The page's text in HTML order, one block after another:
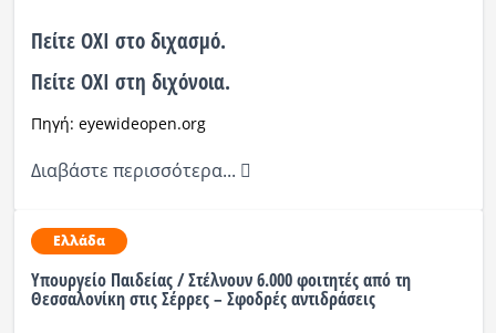
Πείτε ΟΧΙ στο διχασμό.
Πείτε ΟΧΙ στη διχόνοια.
Πηγή: eyewideopen.org
Διαβάστε περισσότερα...
Ελλάδα
Υπουργείο Παιδείας / Στέλνουν 6.000 φοιτητές από τη
Θεσσαλονίκη στις Σέρρες – Σφοδρές αντιδράσεις